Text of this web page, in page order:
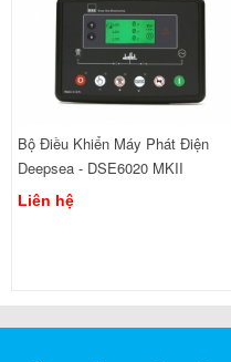
Bộ Điều Khiển Máy Phát Điện
Deepsea - DSE6020 MKII
Liên hệ